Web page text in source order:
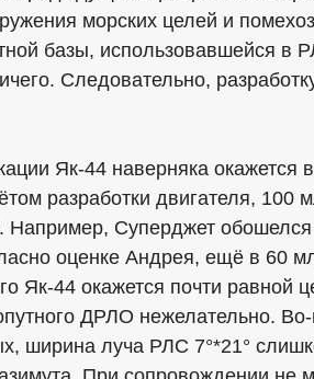
морских целей и
базы, использовавшейся в
Следовательно,
Як-44 наверняка окажется
разработки двигателя, 100
Например, Суперджет
оценке Андрея, ещё в 60
Як-44 окажется почти равной
ДРЛО нежелательно.
ширина луча РЛС 7°*21°